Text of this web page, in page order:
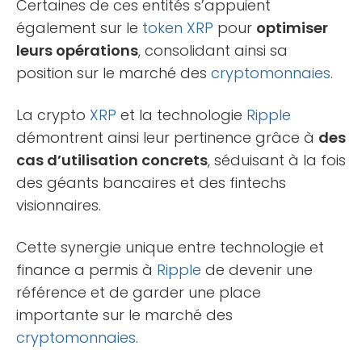
Certaines de ces entités s’appuient
également sur le token XRP pour optimiser
leurs opérations, consolidant ainsi sa
position sur le marché des cryptomonnaies.
La crypto XRP et la technologie Ripple
démontrent ainsi leur pertinence grâce à des
cas d’utilisation concrets, séduisant à la fois
des géants bancaires et des fintechs
visionnaires.
Cette synergie unique entre technologie et
finance a permis à Ripple de devenir une
référence et de garder une place
importante sur le marché des
cryptomonnaies.